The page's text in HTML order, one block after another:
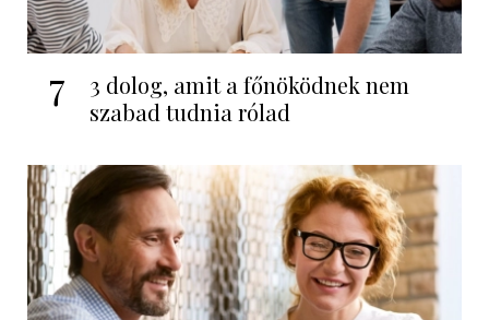
7
3 dolog, amit a főnöködnek nem
szabad tudnia rólad